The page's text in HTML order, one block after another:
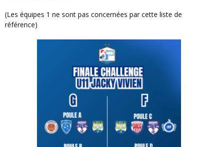
(Les équipes 1 ne sont pas concernées par cette liste de
référence)